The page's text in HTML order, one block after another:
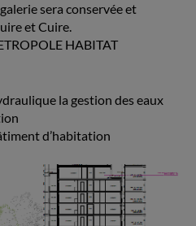
sera conservée et
et Cuire.
HABITAT
la gestion des eaux
d’habitation